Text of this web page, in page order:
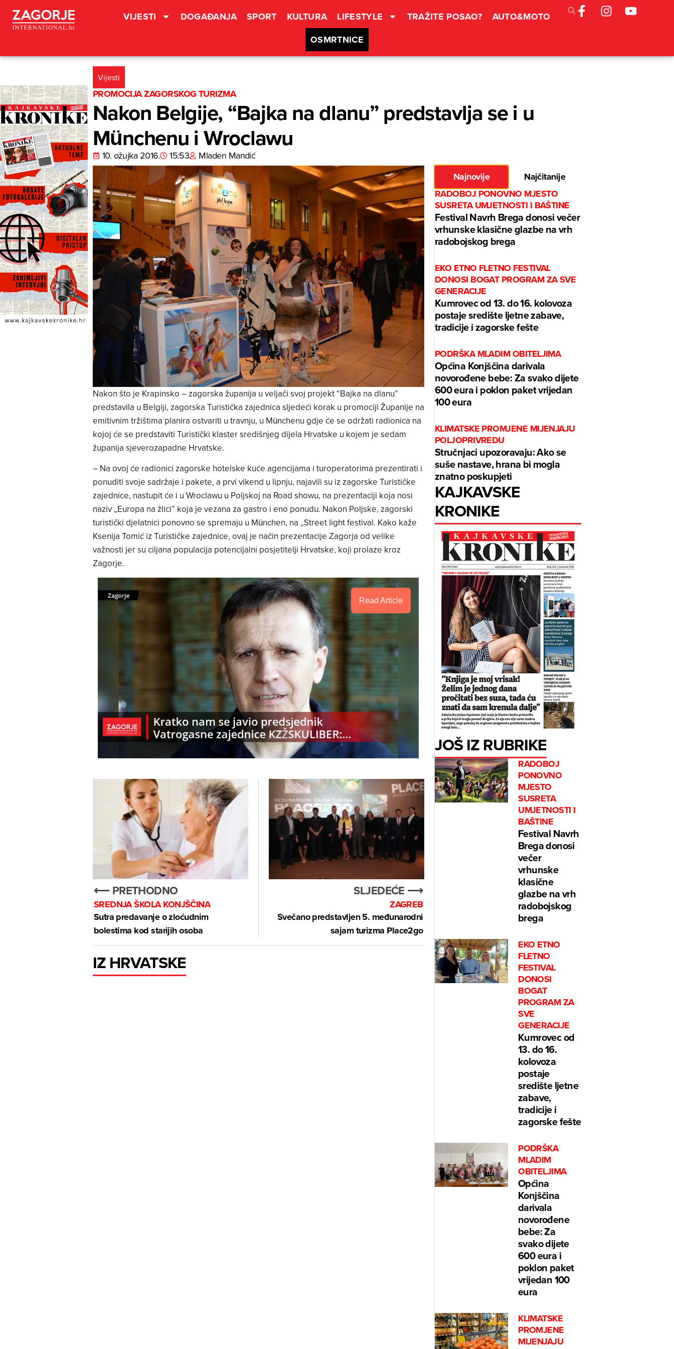
VIJESTI DOGAĐANJA SPORT KULTURA LIFESTYLE TRAŽITE POSAO?
AUTO&MOTO
OSMRTNICE
Vijesti
PROMOCIJA ZAGORSKOG TURIZMA
Nakon Belgije, “Bajka na dlanu” predstavlja se i u
Münchenu i Wroclawu
10. ožujka 2016. 15:53 Mladen Mandić
Nakon što je Krapinsko – zagorska županija u veljači svoj projekt “Bajka na dlanu”
predstavila u Belgiji, zagorska Turistička zajednica sljedeći korak u promociji Županije na
emitivnim tržištima planira ostvariti u travnju, u Münchenu gdje će se održati radionica na
kojoj će se predstaviti Turistički klaster središnjeg dijela Hrvatske u kojem je sedam
županija sjeverozapadne Hrvatske.
– Na ovoj će radionici zagorske hotelske kuće agencijama i turoperatorima prezentirati i
ponuditi svoje sadržaje i pakete, a prvi vikend u lipnju, najavili su iz zagorske Turističke
zajednice, nastupit će i u Wroclawu u Poljskoj na Road showu, na prezentaciji koja nosi
naziv „Europa na žlici” koja je vezana za gastro i eno ponudu. Nakon Poljske, zagorski
turistički djelatnici ponovno se spremaju u München, na „Street light festival. Kako kaže
Ksenija Tomić iz Turističke zajednice, ovaj je način prezentacije Zagorja od velike
važnosti jer su ciljana populacija potencijalni posjetitelji Hrvatske, koji prolaze kroz
Zagorje.
Read Article
⟵ PRETHODNO
SREDNJA ŠKOLA KONJŠČINA
Sutra predavanje o zloćudnim
bolestima kod starijih osoba
SLJEDEĆE ⟶
ZAGREB
Svečano predstavljen 5. međunarodni
sajam turizma Place2go
IZ HRVATSKE
Najnovije
Najčitanije
RADOBOJ PONOVNO MJESTO
SUSRETA UMJETNOSTI I BAŠTINE
Festival Navrh Brega donosi večer
vrhunske klasične glazbe na vrh
radobojskog brega
EKO ETNO FLETNO FESTIVAL
DONOSI BOGAT PROGRAM ZA SVE
GENERACIJE
Kumrovec od 13. do 16. kolovoza
postaje središte ljetne zabave,
tradicije i zagorske fešte
PODRŠKA MLADIM OBITELJIMA
Općina Konjščina darivala
novorođene bebe: Za svako dijete
600 eura i poklon paket vrijedan
100 eura
KLIMATSKE PROMJENE MIJENJAJU
POLJOPRIVREDU
Stručnjaci upozoravaju: Ako se
suše nastave, hrana bi mogla
znatno poskupjeti
KAJKAVSKE
KRONIKE
JOŠ IZ RUBRIKE
RADOBOJ
PONOVNO
MJESTO
SUSRETA
UMJETNOSTI I
BAŠTINE
Festival Navrh
Brega donosi
večer
vrhunske
klasične
glazbe na vrh
radobojskog
brega
EKO ETNO
FLETNO
FESTIVAL
DONOSI
BOGAT
PROGRAM ZA
SVE
GENERACIJE
Kumrovec od
13. do 16.
kolovoza
postaje
središte ljetne
zabave,
tradicije i
zagorske fešte
PODRŠKA
MLADIM
OBITELJIMA
Općina
Konjščina
darivala
novorođene
bebe: Za
svako dijete
600 eura i
poklon paket
vrijedan 100
eura
KLIMATSKE
PROMJENE
MIJENJAJU